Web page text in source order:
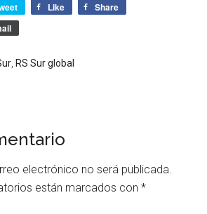
Like
Share
, RS Sur global
electrónico no será publicada.
están marcados con*